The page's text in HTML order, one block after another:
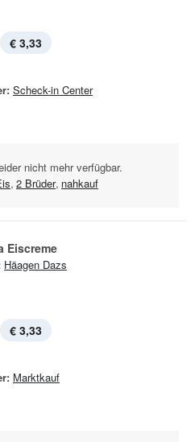
€ 3,33
Scheck-in Center
nicht mehr verfügbar.
, 2 Brüder, nahkauf
Eiscreme
Häagen Dazs
€ 3,33
Marktkauf